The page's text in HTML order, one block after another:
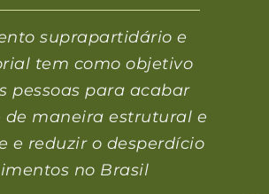
suprapartidário e
tem como objetivo
pessoas para acabar
de maneira estrutural e
e reduzir o desperdício
no Brasil